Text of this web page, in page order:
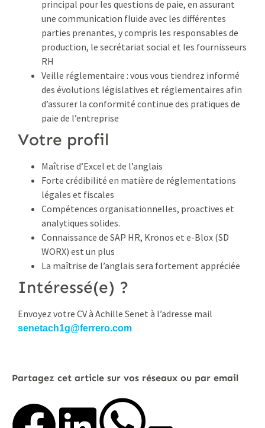
principal pour les questions de paie, en assurant
une communication fluide avec les différentes
parties prenantes, y compris les responsables de
production, le secrétariat social et les fournisseurs
RH
Veille réglementaire : vous vous tiendrez informé
des évolutions législatives et réglementaires afin
d’assurer la conformité continue des pratiques de
paie de l’entreprise
Votre profil
Maîtrise d’Excel et de l’anglais
Forte crédibilité en matière de réglementations
légales et fiscales
Compétences organisationnelles, proactives et
analytiques solides.
Connaissance de SAP HR, Kronos et e-Blox (SD
WORX) est un plus
La maîtrise de l’anglais sera fortement appréciée
Intéressé(e) ?
Envoyez votre CV à Achille Senet à l’adresse mail
senetach1g@ferrero.com
Partagez cet article sur vos réseaux ou par email